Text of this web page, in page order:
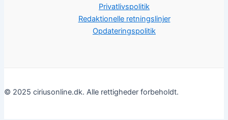
Privatlivspolitik
Redaktionelle retningslinjer
Opdateringspolitik
© 2025 ciriusonline.dk. Alle rettigheder forbeholdt.